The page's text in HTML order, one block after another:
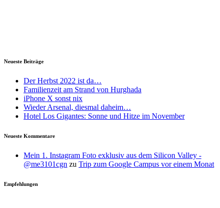
Neueste Beiträge
Der Herbst 2022 ist da…
Familienzeit am Strand von Hurghada
iPhone X sonst nix
Wieder Arsenal, diesmal daheim…
Hotel Los Gigantes: Sonne und Hitze im November
Neueste Kommentare
Mein 1. Instagram Foto exklusiv aus dem Silicon Valley -
@me3101cgn zu Trip zum Google Campus vor einem Monat
Empfehlungen